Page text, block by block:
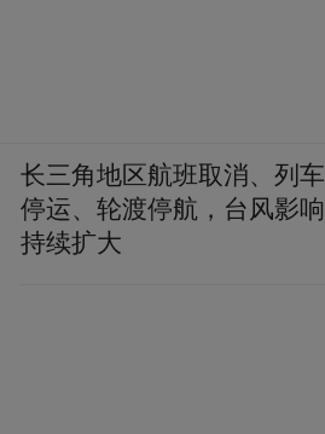
长三角地区航班取消、列车
停运、轮渡停航，台风影响
持续扩大